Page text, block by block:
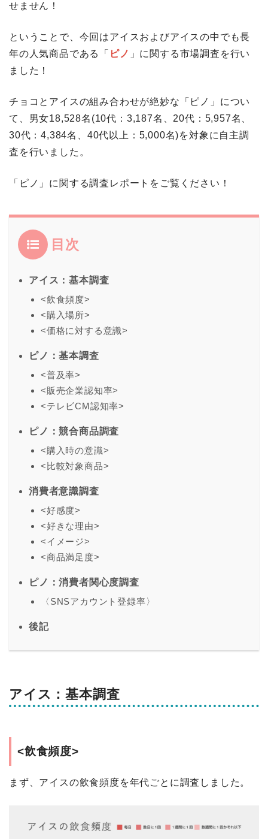
せません！
ということで、今回はアイスおよびアイスの中でも長
年の人気商品である「 ピノ 」に関する市場調査を行い
ました！
チョコとアイスの組み合わせが絶妙な「ピノ」につい
て、男女18,528名(10代：3,187名、20代：5,957名、
30代：4,384名、40代以上：5,000名)を対象に自主調
査を行いました。
「ピノ」に関する調査レポートをご覧ください！
目次
アイス：基本調査
<飲食頻度>
<購入場所>
<価格に対する意識>
ピノ：基本調査
<普及率>
<販売企業認知率>
<テレビCM認知率>
ピノ：競合商品調査
<購入時の意識>
<比較対象商品>
消費者意識調査
<好感度>
<好きな理由>
<イメージ>
<商品満足度>
ピノ：消費者関心度調査
〈SNSアカウント登録率〉
後記
アイス：基本調査
<飲食頻度>
まず、アイスの飲食頻度を年代ごとに調査しました。